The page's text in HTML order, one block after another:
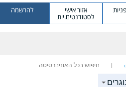
אזור אישי
לסטודנטים.יות
להרשמה
חיפוש בכל האוניברסיטה